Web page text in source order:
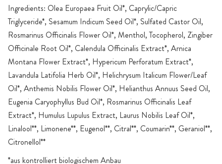
Ingredients: Olea Europaea Fruit Oil*, Caprylic/Capric
Triglyceride*, Sesamum Indicum Seed Oil*, Sulfated Castor Oil,
Rosmarinus Officinalis Flower Oil*, Menthol, Tocopherol, Zingiber
Officinale Root Oil*, Calendula Officinalis Extract*, Arnica
Montana Flower Extract*, Hypericum Perforatum Extract*,
Lavandula Latifolia Herb Oil*, Helichrysum Italicum Flower/Leaf
Oil*, Anthemis Nobilis Flower Oil*, Helianthus Annuus Seed Oil,
Eugenia Caryophyllus Bud Oil*, Rosmarinus Officinalis Leaf
Extract*, Humulus Lupulus Extract, Laurus Nobilis Leaf Oil*,
Linalool**, Limonene**, Eugenol**, Citral**, Coumarin**, Geraniol**,
Citronellol**
*aus kontrolliert biologischem Anbau